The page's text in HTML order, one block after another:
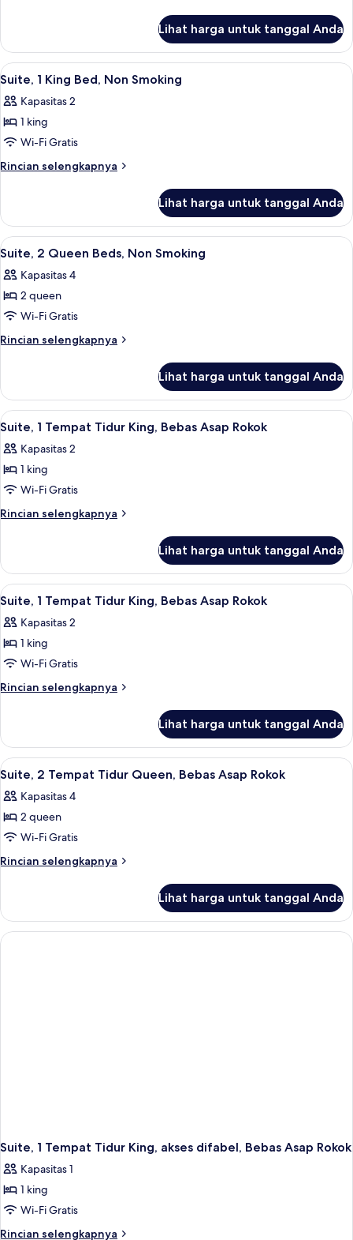
Non
Smoking
Suite,
King
Non
Smoking
Lihat harga untuk tanggal Anda
Lihat
semua
foto
untuk
Suite,
1
Non
Smoking
Setrika/meja setrika, Wi-Fi gratis, dan
7
Suite, 1 King Bed, Non Smoking
Kapasitas 2
1 king
Wi-Fi Gratis
Rincian selengkapnya
Rincian
Suite,
King
Non
Smoking
Lihat harga untuk tanggal Anda
Lihat
semua
foto
untuk
Suite,
2
Non
Smoking
Setrika/meja setrika, Wi-Fi gratis, dan
5
Suite, 2 Queen Beds, Non Smoking
Kapasitas 4
2 queen
Wi-Fi Gratis
Rincian selengkapnya
Rincian
Suite,
Queen
Non
Smoking
Lihat harga untuk tanggal Anda
Lihat
semua
foto
untuk
Suite,
1
King,
Bebas
Asap
Rokok
Suite, 1 Tempat Tidur King, Bebas
6
Suite, 1 Tempat Tidur King, Bebas Asap Rokok
Kapasitas 2
1 king
Wi-Fi Gratis
Rincian selengkapnya
Rincian
Suite,
Tempat
King,
Bebas
Rokok
Lihat harga untuk tanggal Anda
Lihat
semua
foto
untuk
Suite,
1
King,
Bebas
Asap
Rokok
Suite, 1 Tempat Tidur King, Bebas
7
Suite, 1 Tempat Tidur King, Bebas Asap Rokok
Kapasitas 2
1 king
Wi-Fi Gratis
Rincian selengkapnya
Rincian
Suite,
Tempat
King,
Bebas
Rokok
Lihat harga untuk tanggal Anda
Lihat
semua
foto
untuk
Suite,
2
Queen,
Bebas
Asap
Suite, 2 Tempat Tidur Queen, Bebas
5
Suite, 2 Tempat Tidur Queen, Bebas Asap Rokok
Kapasitas 4
2 queen
Wi-Fi Gratis
Rincian selengkapnya
Rincian
Suite,
Tempat
Lihat harga untuk tanggal Anda
Suite, 1 Tempat Tidur King, akses difabel, Bebas Asap Rokok
Kapasitas 1
1 king
Wi-Fi Gratis
Rincian selengkapnya
Rincian